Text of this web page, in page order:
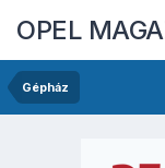
OPEL
Gépház